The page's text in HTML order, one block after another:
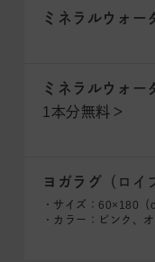
ミネラルウォー
ミネラルウォー
1本分無料＞
ヨガラグ （ロイ
・サイズ：60×180（
・カラー：ピンク、